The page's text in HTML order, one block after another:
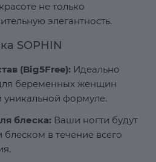
не только
элегантность.
SOPHIN
(Big5Free): Идеально
беременных женщин
уникальной формуле.
блеска: Ваши ногти будут
блеском в течение всего